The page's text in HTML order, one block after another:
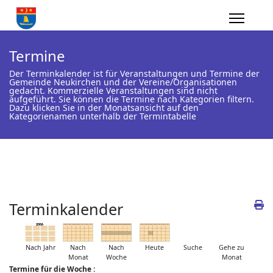
Termine
Der Terminkalender ist für Veranstaltungen und Termine der
Gemeinde Neukirchen und der Vereine/Organisationen
gedacht. Kommerzielle Veranstaltungen sind nicht
aufgeführt. Sie können die Termine nach Kategorien filtern.
Dazu klicken Sie in der Monatsansicht auf den
Kategorienamen unterhalb der Termintabelle
Terminkalender
Nach Jahr
Nach
Monat
Nach
Woche
Heute Suche
Gehe zu
Monat
Termine für die Woche :